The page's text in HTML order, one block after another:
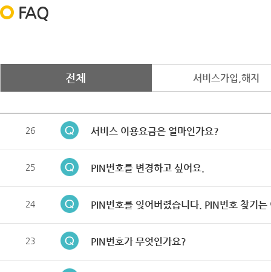
FAQ
전체 서비스가입,해지
26 서비스 이용요금은 얼마인가요?
25 PIN번호를 변경하고 싶어요.
24 PIN번호를 잊어버렸습니다. PIN번호 찾기는
23 PIN번호가 무엇인가요?